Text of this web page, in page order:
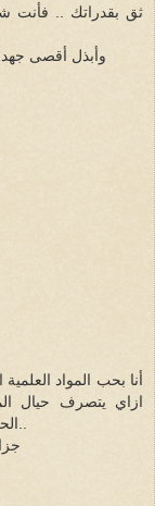
ثق بقدراتك ..
وأبذل أقصى
أنا بحب المواد
ازاي يتصرف حيال